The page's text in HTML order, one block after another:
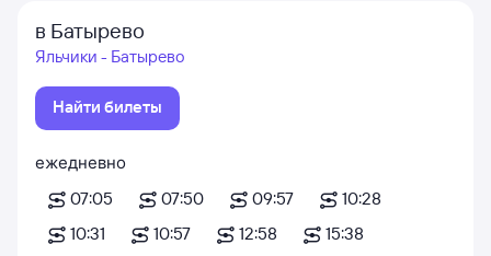
в Батырево
Яльчики - Батырево
Найти билеты
ежедневно
07:05
07:50 09:57
10:28
10:31
10:57 12:58
15:38